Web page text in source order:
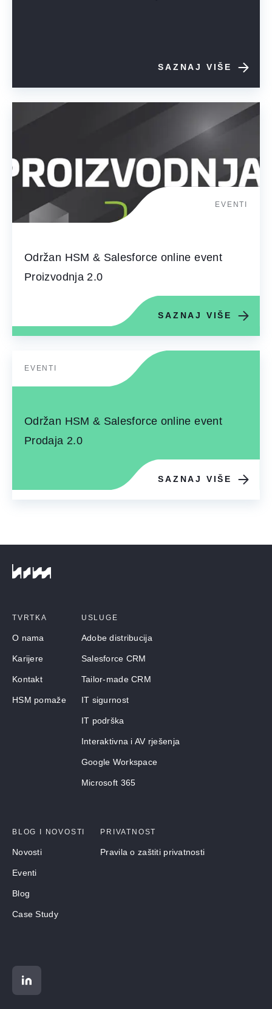
SAZNAJ VIŠE
EVENTI
Održan HSM & Salesforce online event
Proizvodnja 2.0
SAZNAJ VIŠE
EVENTI
Održan HSM & Salesforce online event
Prodaja 2.0
SAZNAJ VIŠE
TVRTKA
O nama
Karijere
Kontakt
HSM pomaže
USLUGE
Adobe distribucija
Salesforce CRM
Tailor-made CRM
IT sigurnost
IT podrška
Interaktivna i AV rješenja
Google Workspace
Microsoft 365
BLOG I NOVOSTI
Novosti
Eventi
Blog
Case Study
PRIVATNOST
Pravila o zaštiti privatnosti